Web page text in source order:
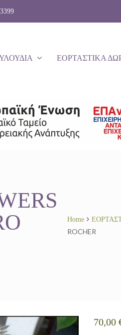
ΕΟΡΤΑΣΤΙΚΑ
Home
ROCHER
70,00